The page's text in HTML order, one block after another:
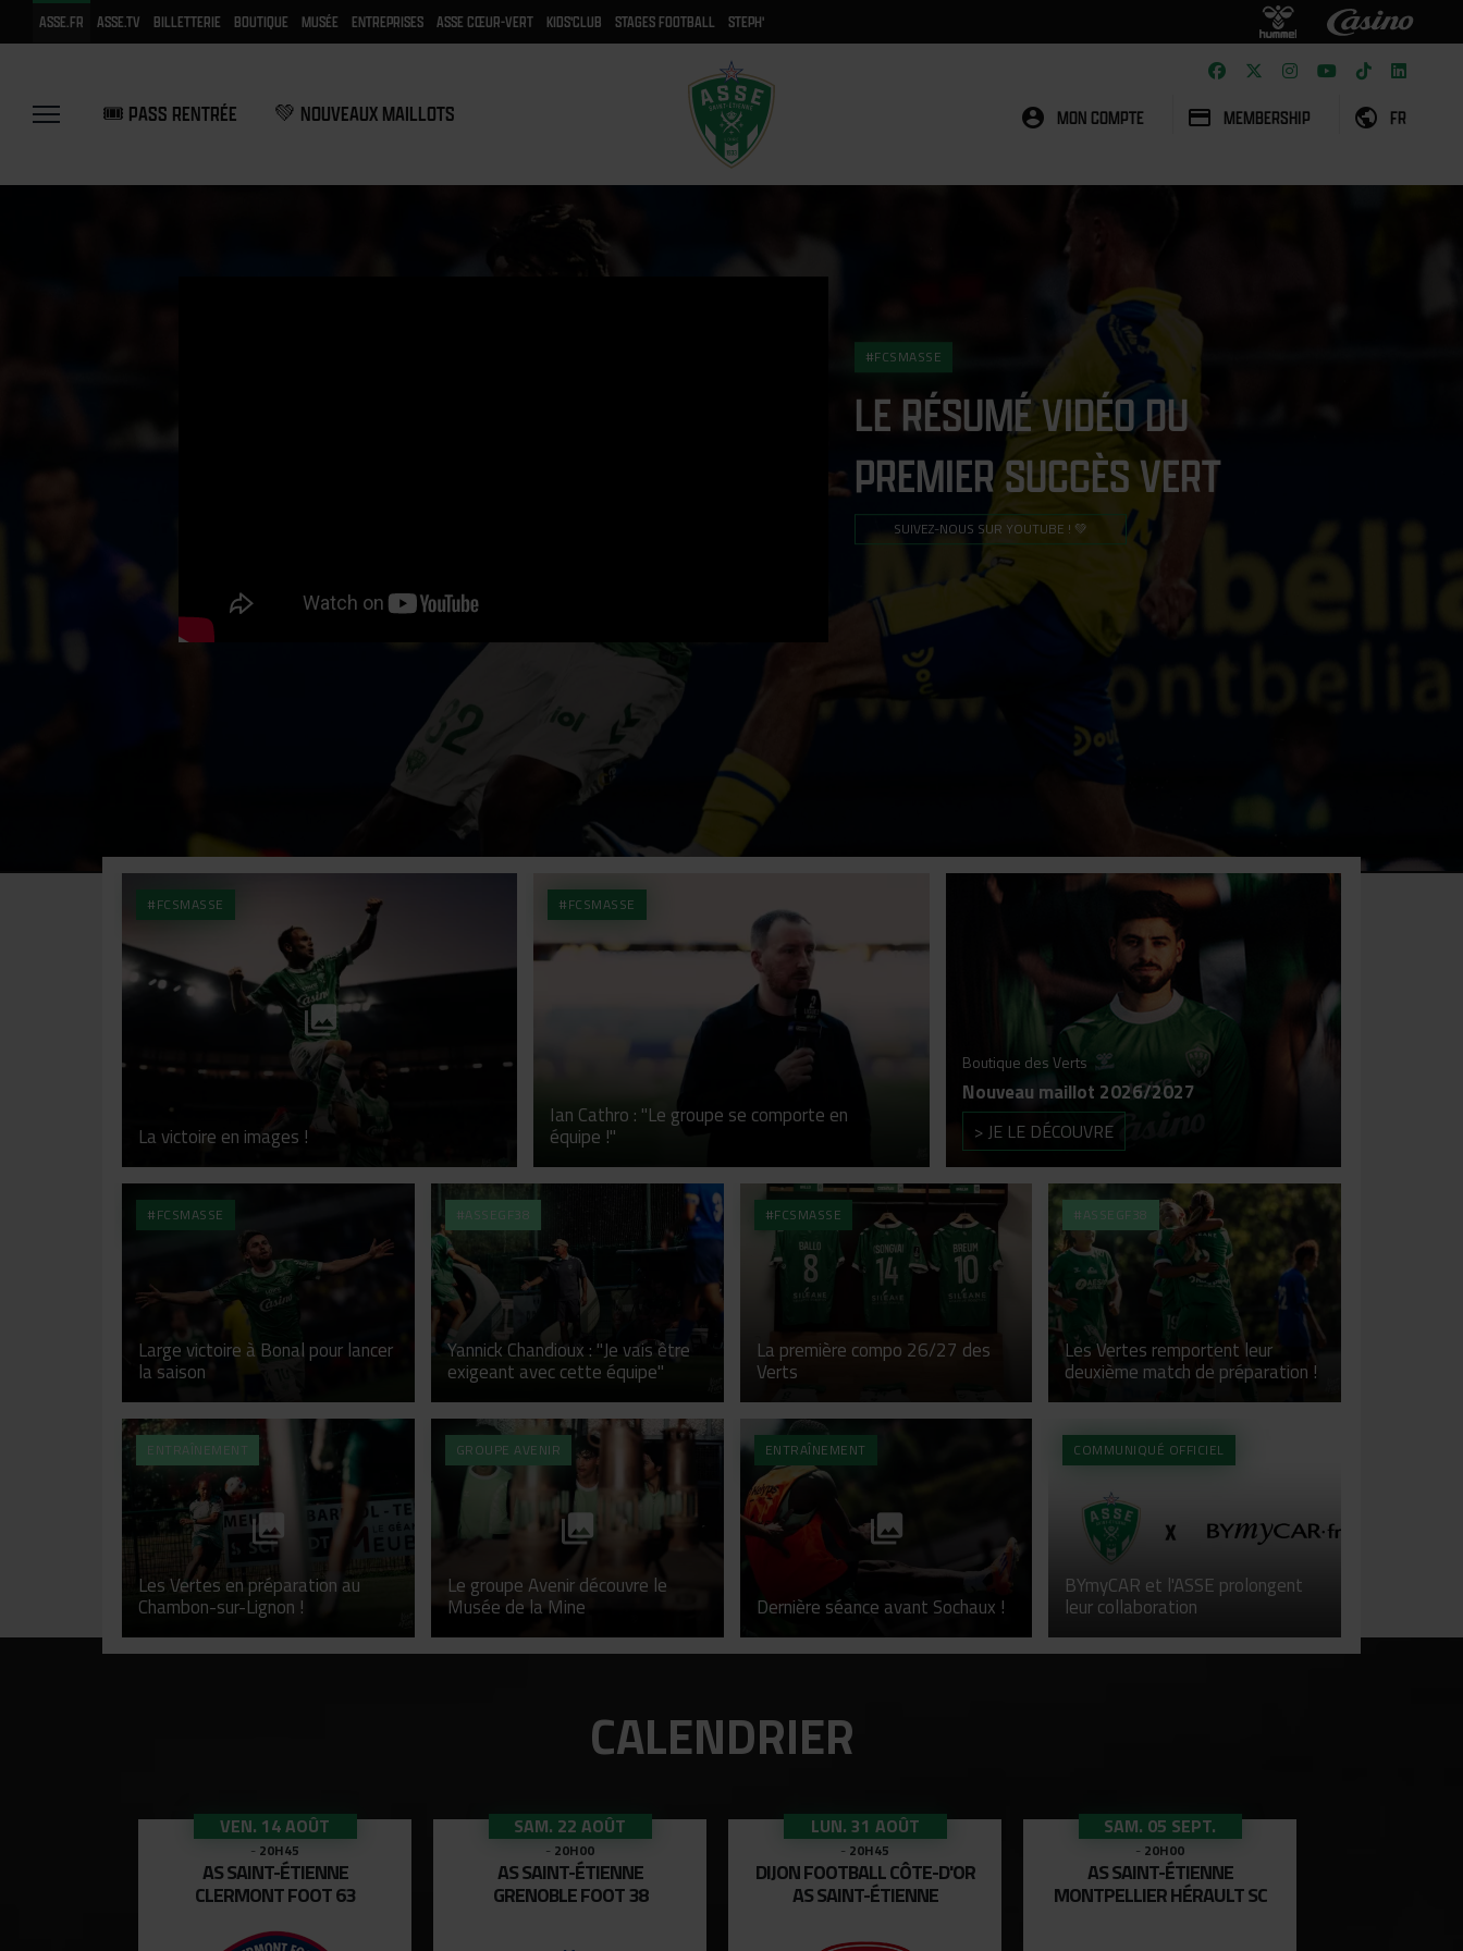
ASSE.FR ASSE.TV BILLETTERIE BOUTIQUE MUSÉE ENTREPRISES ASSE CŒUR-VERT KIDS'CLUB STAGES FOOTBALL STEPH'
🎟️ PASS RENTRÉE 💚 NOUVEAUX MAILLOTS MON COMPTE MEMBERSHIP FR
#FCSMASSE
LE RÉSUMÉ VIDÉO DU
PREMIER SUCCÈS VERT
SUIVEZ-NOUS SUR YOUTUBE ! 💚
#FCSMASSE
La victoire en images !
#FCSMASSE
Ian Cathro : "Le groupe se comporte en
équipe !"
Boutique des Verts
Nouveau maillot 2026/2027
> JE LE DÉCOUVRE
#FCSMASSE
Large victoire à Bonal pour lancer
la saison
#ASSEGF38
Yannick Chandioux : "Je vais être
exigeant avec cette équipe"
#FCSMASSE
La première compo 26/27 des
Verts
#ASSEGF38
Les Vertes remportent leur
deuxième match de préparation !
ENTRAÎNEMENT
Les Vertes en préparation au
Chambon-sur-Lignon !
GROUPE AVENIR
Le groupe Avenir découvre le
Musée de la Mine
ENTRAÎNEMENT
Dernière séance avant Sochaux !
COMMUNIQUÉ OFFICIEL
BYmyCAR et l'ASSE prolongent
leur collaboration
CALENDRIER
VEN. 14 AOÛT
- 20H45
AS SAINT-ÉTIENNE
CLERMONT FOOT 63
SAM. 22 AOÛT
- 20H00
AS SAINT-ÉTIENNE
GRENOBLE FOOT 38
LUN. 31 AOÛT
- 20H45
DIJON FOOTBALL CÔTE-D'OR
AS SAINT-ÉTIENNE
SAM. 05 SEPT.
- 20H00
AS SAINT-ÉTIENNE
MONTPELLIER HÉRAULT SC